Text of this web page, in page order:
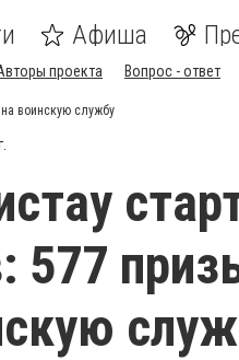
Афиша
проекта Вопрос - ответ
воинскую службу
577